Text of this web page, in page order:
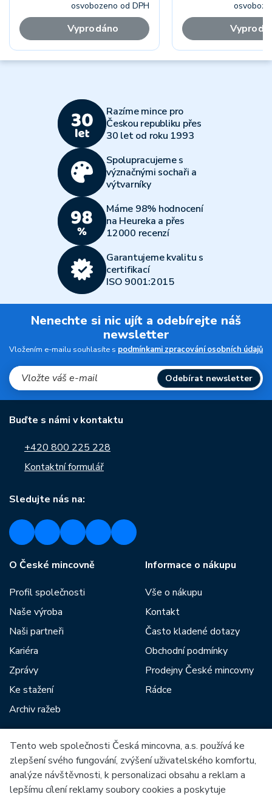
osvobozeno od DPH
Vyprodáno
Razíme mince pro
Českou republiku přes
30 let od roku 1993
Spolupracujeme s
význačnými sochaři a
výtvarníky
Máme 98% hodnocení
na Heureka a přes
12000 recenzí
Garantujeme kvalitu s
certifikací
ISO 9001:2015
Nenechte si nic ujít a odebírejte náš
newsletter
Vložením e-mailu souhlasíte s podmínkami zpracování osobních údajů
Odebírat newsletter
Buďte s námi v kontaktu
+420 800 225 228
Kontaktní formulář
Sledujte nás na:
O České mincovně
Profil společnosti
Naše výroba
Naši partneři
Kariéra
Zprávy
Ke stažení
Archiv ražeb
Informace o nákupu
Vše o nákupu
Kontakt
Často kladené dotazy
Obchodní podmínky
Prodejny České mincovny
Rádce
Mezi naše partnery patří:
Tento web společnosti Česká mincovna, a.s. používá ke
zlepšení svého fungování, zvýšení uživatelského komfortu,
analýze návštěvnosti, k personalizaci obsahu a reklam a
lepšímu cílení reklamy soubory cookies a poskytuje